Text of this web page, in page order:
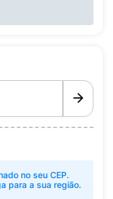
no seu CEP.
para a sua região.